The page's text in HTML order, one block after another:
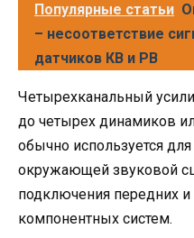
Популярные статьи
– несоответствие
датчиков КВ и РВ
Четырехканальный
до четырех динамиков
обычно используется
окружающей звуковой
подключения передних
компонентных систем.